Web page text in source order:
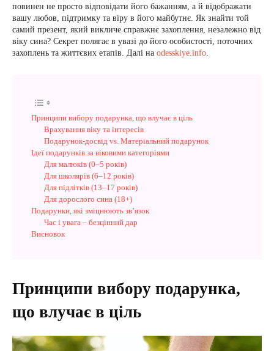
повинен не просто відповідати його бажанням, а й відображати
вашу любов, підтримку та віру в його майбутнє. Як знайти той
самий презент, який викличе справжнє захоплення, незалежно від
віку сина? Секрет полягає в увазі до його особистості, поточних
захоплень та життєвих етапів. Далі на odesskiye.info.
Принципи вибору подарунка, що влучає в ціль
Врахування віку та інтересів
Подарунок-досвід vs. Матеріальний подарунок
Ідеї подарунків за віковими категоріями
Для малюків (0–5 років)
Для школярів (6–12 років)
Для підлітків (13–17 років)
Для дорослого сина (18+)
Подарунки, які зміцнюють зв’язок
Час і увага – безцінний дар
Висновок
Принципи вибору подарунка,
що влучає в ціль